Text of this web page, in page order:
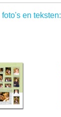
en teksten: